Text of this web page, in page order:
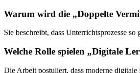
Warum wird die „Doppelte
Sie beschreibt, dass Unterrichtsprozesse
Welche Rolle spielen „Digitale
Die Arbeit postuliert, dass moderne digitale